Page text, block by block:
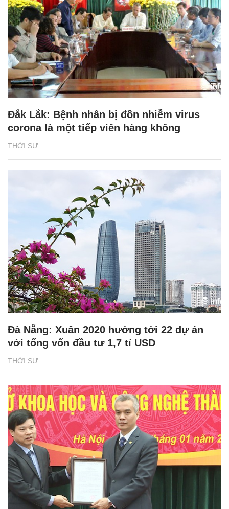
THỜI SỰ
Đắk Lắk: Bệnh nhân bị đồn nhiễm virus
corona là một tiếp viên hàng không
THỜI SỰ
Đà Nẵng: Xuân 2020 hướng tới 22 dự án
với tổng vốn đầu tư 1,7 tỉ USD